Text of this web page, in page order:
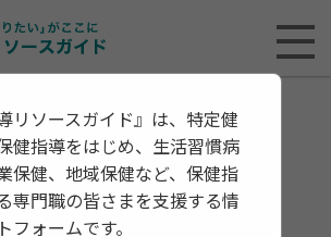
リソースガイド』は、特定健
健指導をはじめ、生活習慣病
保健、地域保健など、保健指
専門職の皆さまを支援する情
フォームです。